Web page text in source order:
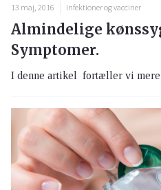
13 maj, 2016 Infektioner og vacciner
Almindelige
Symptomer.
I denne artikel fortæller vi mere